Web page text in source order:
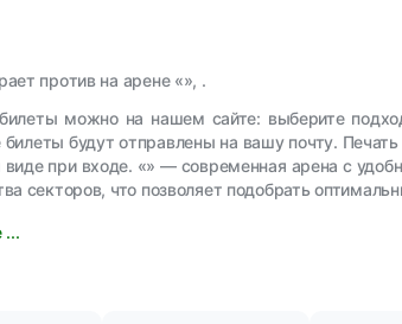
против на арене «», .
можно на нашем сайте: выберите
будут отправлены на вашу почту.
виде при входе. «» — современная арена с
секторов, что позволяет подобрать
...